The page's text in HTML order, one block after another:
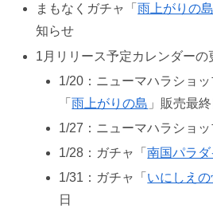
まもなくガチャ「雨上がりの島
知らせ
1月リリース予定カレンダーの
1/20：ニューマハラショ
「雨上がりの島 」販売最終
1/27：ニューマハラショ
1/28：ガチャ「南国パラダ
1/31：ガチャ「 いにしえ
日